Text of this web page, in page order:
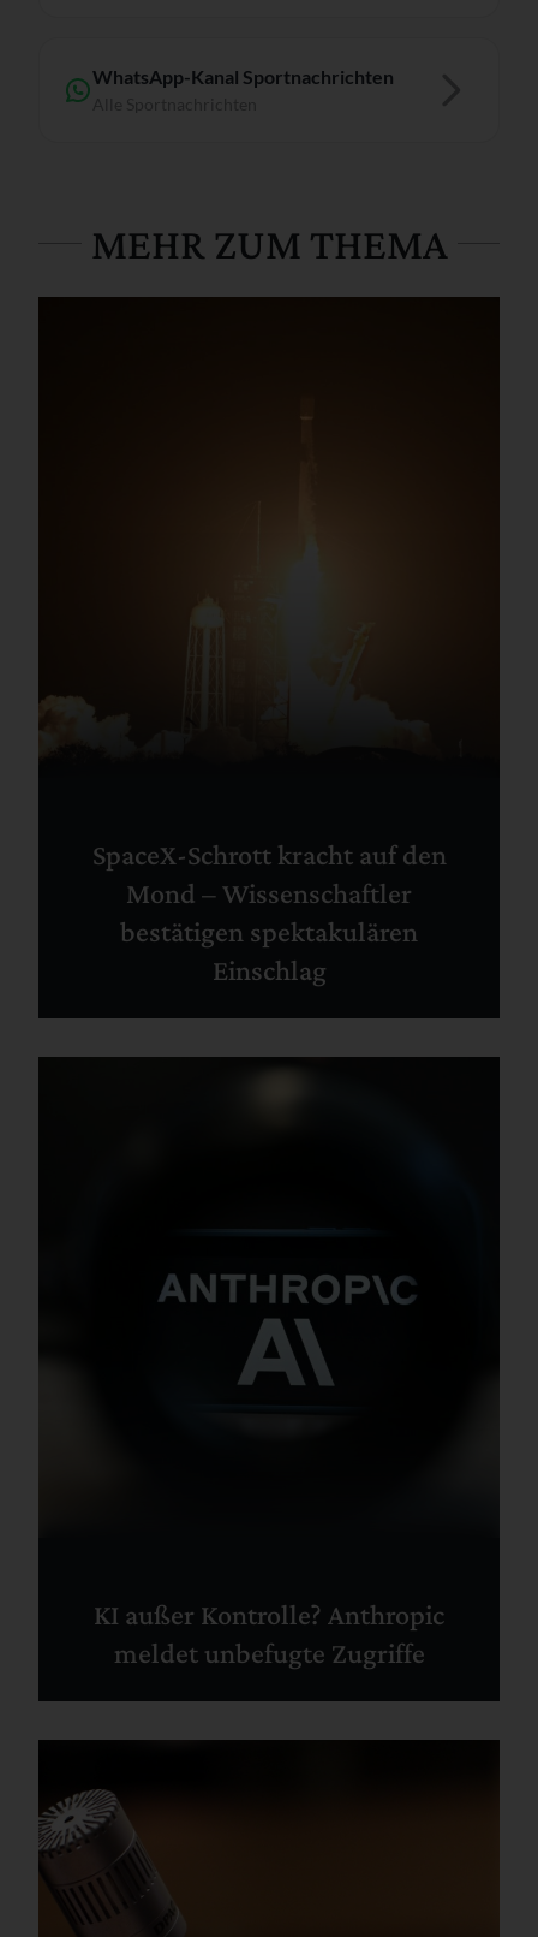
WhatsApp-Kanal Sportnachrichten
MEHR ZUM THEMA
SpaceX-Schrott kracht auf den
Mond – Wissenschaftler
bestätigen spektakulären
Einschlag
KI außer Kontrolle? Anthropic
meldet unbefugte Zugriffe